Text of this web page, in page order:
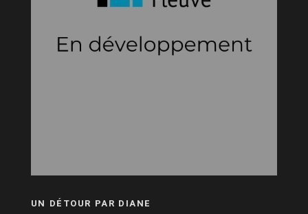
UN DÉTOUR PAR DIANE